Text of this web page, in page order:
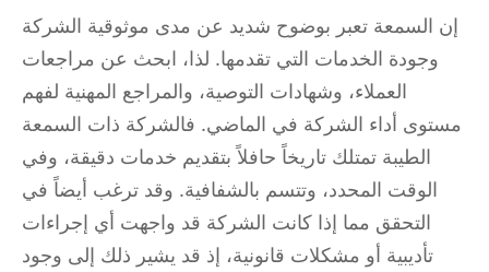
إن السمعة تعبر بوضوح شديد عن مدى موثوقية الشركة
وجودة الخدمات التي تقدمها. لذا، ابحث عن مراجعات
العملاء، وشهادات التوصية، والمراجع المهنية لفهم
مستوى أداء الشركة في الماضي. فالشركة ذات السمعة
الطيبة تمتلك تاريخاً حافلاً بتقديم خدمات دقيقة، وفي
الوقت المحدد، وتتسم بالشفافية. وقد ترغب أيضاً في
التحقق مما إذا كانت الشركة قد واجهت أي إجراءات
تأديبية أو مشكلات قانونية، إذ قد يشير ذلك إلى وجود